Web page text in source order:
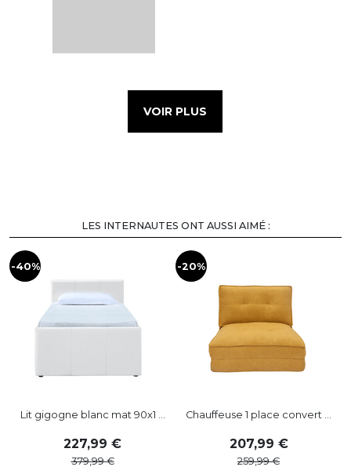
VOIR PLUS
LES INTERNAUTES ONT AUSSI AIMÉ :
-40%
Lit gigogne blanc mat 90x1 ...
227,99
379,99
-20%
Chauffeuse 1 place convert ...
207,99
259,99